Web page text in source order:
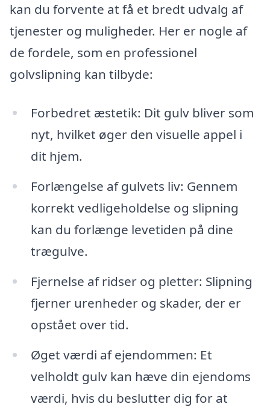
kan du forvente at få et bredt udvalg af
tjenester og muligheder. Her er nogle af
de fordele, som en professionel
golvslipning kan tilbyde:
Forbedret æstetik: Dit gulv bliver som
nyt, hvilket øger den visuelle appel i
dit hjem.
Forlængelse af gulvets liv: Gennem
korrekt vedligeholdelse og slipning
kan du forlænge levetiden på dine
trægulve.
Fjernelse af ridser og pletter: Slipning
fjerner urenheder og skader, der er
opstået over tid.
Øget værdi af ejendommen: Et
velholdt gulv kan hæve din ejendoms
værdi, hvis du beslutter dig for at